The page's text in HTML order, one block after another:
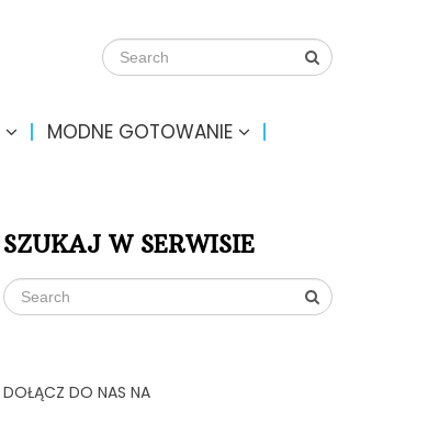
MODNE GOTOWANIE
SZUKAJ W SERWISIE
DOŁĄCZ DO NAS NA